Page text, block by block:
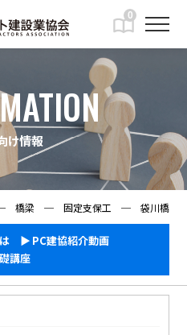
0
け情報
橋梁 ─ 固定支保工 ─ 袋川橋
PC建協紹介動画
講座